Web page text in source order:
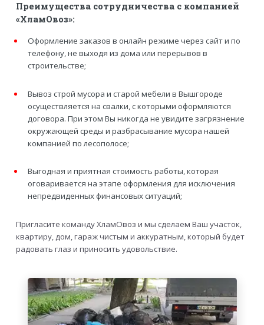
Преимущества сотрудничества с компанией
«ХламОвоз»:
Оформление заказов в онлайн режиме через сайт и по
телефону, не выходя из дома или перерывов в
строительстве;
Вывоз строй мусора и старой мебели в Вышгороде
осуществляется на свалки, с которыми оформляются
договора. При этом Вы никогда не увидите загрязнение
окружающей среды и разбрасывание мусора нашей
компанией по лесополосе;
Выгодная и приятная стоимость работы, которая
оговаривается на этапе оформления для исключения
непредвиденных финансовых ситуаций;
Пригласите команду ХламОвоз и мы сделаем Ваш участок,
квартиру, дом, гараж чистым и аккуратным, который будет
радовать глаз и приносить удовольствие.